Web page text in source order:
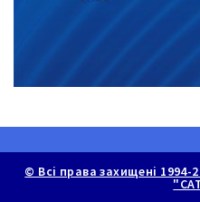
© Всі права захищені 1994-